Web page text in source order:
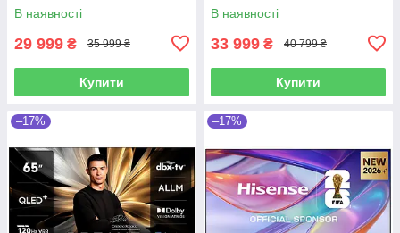
В наявності
29 999 ₴ 35 999 ₴
Купити
В наявності
33 999 ₴ 40 799 ₴
Купити
–17% –17%